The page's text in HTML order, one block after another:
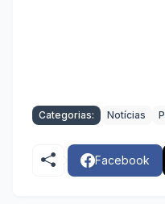
Categorias: Notícias
Facebook